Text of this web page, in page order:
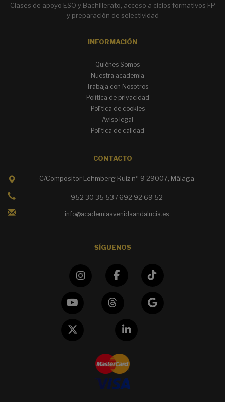
Clases de apoyo ESO y Bachillerato, acceso a ciclos formativos FP
y preparación de selectividad
INFORMACIÓN
Quiénes Somos
Nuestra academia
Trabaja con Nosotros
Política de privacidad
Política de cookies
Aviso legal
Política de calidad
CONTACTO
C/Compositor Lehmberg Ruiz nº 9 29007, Málaga
952 30 35 53 / 692 92 69 52
info@academiaavenidaandalucia.es
SÍGUENOS